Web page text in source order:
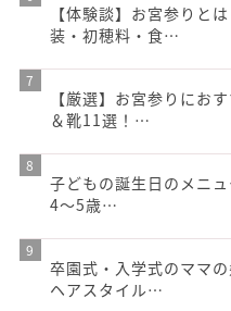
【体験談】お宮参りと
装・初穂料・食…
【厳選】お宮参りにお
＆靴11選！…
子どもの誕生日のメニ
4～5歳…
卒園式・入学式のママ
ヘアスタイル…